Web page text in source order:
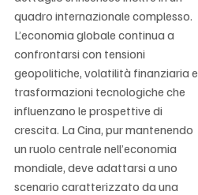
quadro internazionale complesso.
L’economia globale continua a
confrontarsi con tensioni
geopolitiche, volatilità finanziaria e
trasformazioni tecnologiche che
influenzano le prospettive di
crescita. La Cina, pur mantenendo
un ruolo centrale nell’economia
mondiale, deve adattarsi a uno
scenario caratterizzato da una